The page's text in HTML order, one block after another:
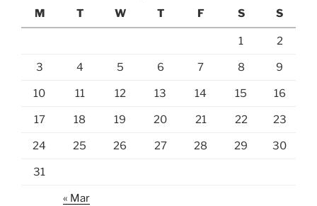
M
T W T F S S
1 2
3 4 5 6 7 8 9
10 11 12 13 14 15 16
17 18 19 20 21 22 23
24 25 26 27 28 29 30
31
« Mar